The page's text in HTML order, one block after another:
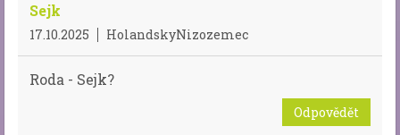
Sejk
17.10.2025 HolandskyNizozemec
Roda - Sejk?
Odpovědět